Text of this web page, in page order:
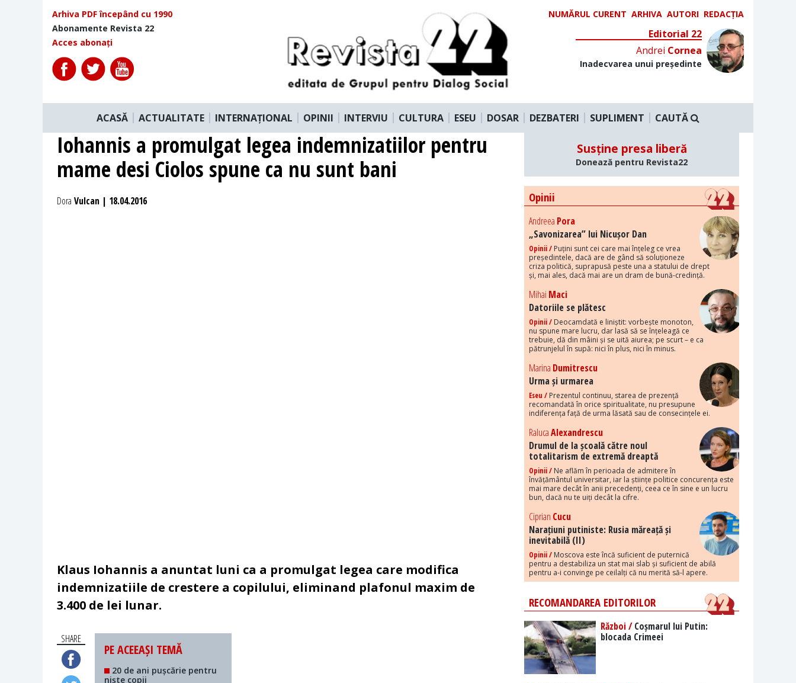
Arhiva PDF începând cu 1990
Abonamente Revista 22
Acces abonați
NUMĂRUL CURENT ARHIVA AUTORI REDACȚIA
Editorial 22
Andrei Cornea
Inadecvarea unui președinte
ACASĂ ACTUALITATE INTERNAȚIONAL OPINII INTERVIU CULTURA ESEU DOSAR DEZBATERI SUPLIMENT CAUTĂ
Iohannis a promulgat legea indemnizatiilor pentru
mame desi Ciolos spune ca nu sunt bani
Dora Vulcan | 18.04.2016
Klaus Iohannis a anuntat luni ca a promulgat legea care modifica
indemnizatiile de crestere a copilului, eliminand plafonul maxim de
3.400 de lei lunar.
SHARE
PE ACEEAȘI TEMĂ
20 de ani pușcărie pentru
niște copii
Susține presa liberă
Donează pentru Revista22
Opinii
Andreea Pora
„Savonizarea” lui Nicușor Dan
Opinii / Puțini sunt cei care mai înțeleg ce vrea
președintele, dacă are de gând să soluționeze
criza politică, suprapusă peste una a statului de drept
și, mai ales, dacă mai are un dram de bună-credință.
Mihai Maci
Datoriile se plătesc
Opinii / Deocamdată e liniștit: vorbește monoton,
nu spune mare lucru, dar lasă să se înțeleagă ce
trebuie, dă din mâini și se uită aiurea; pe scurt – e ca
pătrunjelul în supă: nici în plus, nici în minus.
Marina Dumitrescu
Urma și urmarea
Eseu / Prezentul continuu, starea de prezență
recomandată în orice spiritualitate, nu presupune
indiferența față de urma lăsată sau de consecințele ei.
RalucaAlexandrescu
Drumul de la școală către noul
totalitarism de extremă dreaptă
Opinii / Ne aflăm în perioada de admitere în
învățământul universitar, iar la științe politice concurența este
mai mare decât în anii precedenți, ceea ce în sine e un lucru
bun, dacă nu te uiți decât la cifre.
Ciprian Cucu
Narațiuni putiniste: Rusia măreață și
inevitabilă (II)
Opinii / Moscova este încă suficient de puternică
pentru a destabiliza un stat mai slab și suficient de abilă
pentru a-i convinge pe ceilalți că nu merită să-l apere.
RECOMANDAREA EDITORILOR
Război /Coșmarul lui Putin:
blocada Crimeei